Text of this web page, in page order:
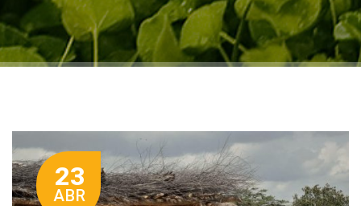
23
ABR